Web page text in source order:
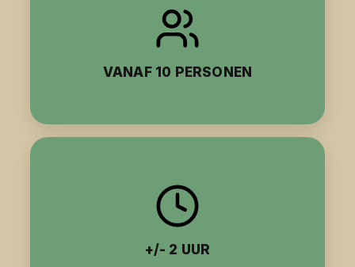
VANAF 10 PERSONEN
+/- 2 UUR